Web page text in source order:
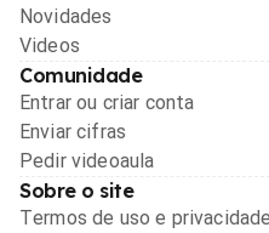
Novidades
Videos
Comunidade
Entrar ou criar conta
Enviar cifras
Pedir videoaula
Sobre o site
Termos de uso e privacidade